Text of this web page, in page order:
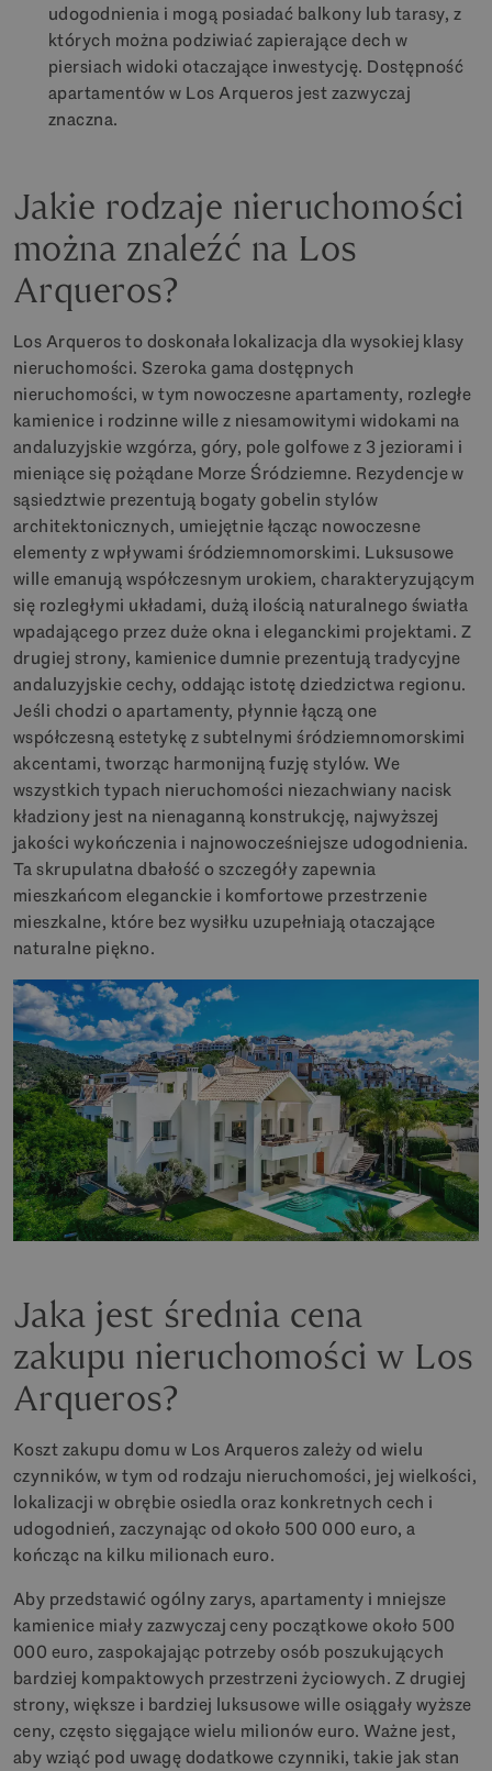
udogodnienia i mogą posiadać balkony lub tarasy, z
których można podziwiać zapierające dech w
piersiach widoki otaczające inwestycję. Dostępność
apartamentów w Los Arqueros jest zazwyczaj
znaczna.
Jakie rodzaje nieruchomości
można znaleźć na Los
Arqueros?
Los Arqueros to doskonała lokalizacja dla wysokiej klasy
nieruchomości. Szeroka gama dostępnych
nieruchomości, w tym nowoczesne apartamenty, rozległe
kamienice i rodzinne wille z niesamowitymi widokami na
andaluzyjskie wzgórza, góry, pole golfowe z 3 jeziorami i
mieniące się pożądane Morze Śródziemne. Rezydencje w
sąsiedztwie prezentują bogaty gobelin stylów
architektonicznych, umiejętnie łącząc nowoczesne
elementy z wpływami śródziemnomorskimi. Luksusowe
wille emanują współczesnym urokiem, charakteryzującym
się rozległymi układami, dużą ilością naturalnego światła
wpadającego przez duże okna i eleganckimi projektami. Z
drugiej strony, kamienice dumnie prezentują tradycyjne
andaluzyjskie cechy, oddając istotę dziedzictwa regionu.
Jeśli chodzi o apartamenty, płynnie łączą one
współczesną estetykę z subtelnymi śródziemnomorskimi
akcentami, tworząc harmonijną fuzję stylów. We
wszystkich typach nieruchomości niezachwiany nacisk
kładziony jest na nienaganną konstrukcję, najwyższej
jakości wykończenia i najnowocześniejsze udogodnienia.
Ta skrupulatna dbałość o szczegóły zapewnia
mieszkańcom eleganckie i komfortowe przestrzenie
mieszkalne, które bez wysiłku uzupełniają otaczające
naturalne piękno.
Jaka jest średnia cena
zakupu nieruchomości w Los
Arqueros?
Koszt zakupu domu w Los Arqueros zależy od wielu
czynników, w tym od rodzaju nieruchomości, jej wielkości,
lokalizacji w obrębie osiedla oraz konkretnych cech i
udogodnień, zaczynając od około 500 000 euro, a
kończąc na kilku milionach euro.
Aby przedstawić ogólny zarys, apartamenty i mniejsze
kamienice miały zazwyczaj ceny początkowe około 500
000 euro, zaspokajając potrzeby osób poszukujących
bardziej kompaktowych przestrzeni życiowych. Z drugiej
strony, większe i bardziej luksusowe wille osiągały wyższe
ceny, często sięgające wielu milionów euro. Ważne jest,
aby wziąć pod uwagę dodatkowe czynniki, takie jak stan